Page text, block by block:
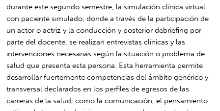
durante este segundo semestre, la simulación clínica virtual
con paciente simulado, donde a través de la participación de
un actor o actriz y la conducción y posterior debriefing por
parte del docente, se realizan entrevistas clínicas y las
intervenciones necesarias según la situación o problema de
salud que presenta esta persona. Esta herramienta permite
desarrollar fuertemente competencias del ámbito genérico y
transversal declarados en los perfiles de egresos de las
carreras de la salud, como la comunicación, el pensamiento